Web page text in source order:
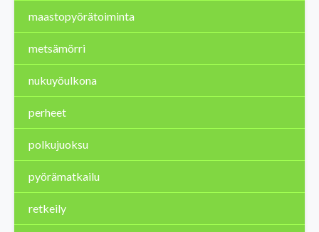
maastopyörätoiminta
metsämörri
nukuyöulkona
perheet
polkujuoksu
pyörämatkailu
retkeily